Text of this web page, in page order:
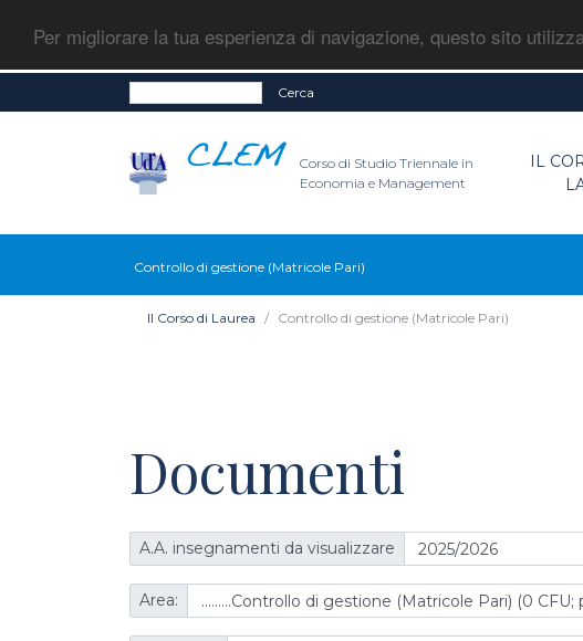
Per migliorare la tua esperienza di navigazione, questo sito
Cerca
Corso di Studio Triennale in
Economia e Management
IL
Controllo di gestione (Matricole Pari)
Il Corso di Laurea Controllo di gestione (Matricole Pari)
Documenti
A.A. insegnamenti da visualizzare
Area: